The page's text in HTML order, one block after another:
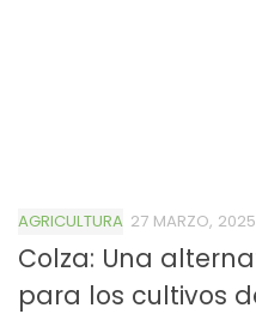
AGRICULTURA 27 MARZO, 2025
Colza: Una
para los cultivos